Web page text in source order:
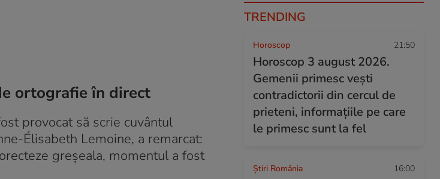
ortografie în direct
provocat să scrie cuvântul
Élisabeth Lemoine, a remarcat:
greșeala, momentul a fost
TRENDING
Horoscop 21:50
Horoscop 3 august 2026.
Gemenii primesc vești
contradictorii din cercul de
prieteni, informațiile pe care
le primesc sunt la fel
Știri România 16:00